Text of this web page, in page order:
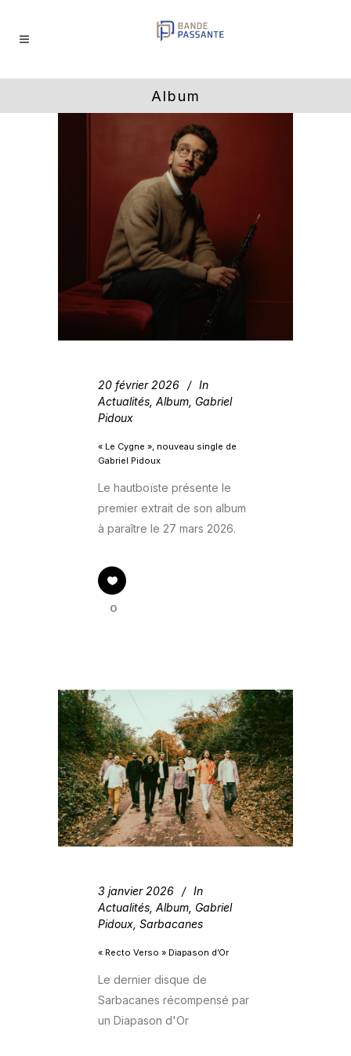
Album
20 février 2026
In
Actualités Album Gabriel
Pidoux
« Le Cygne », nouveau single de
Gabriel Pidoux
Le hautboïste présente le
premier extrait de son album
à paraître le 27 mars 2026.
0
3 janvier 2026
In
Actualités Album Gabriel
Pidoux Sarbacanes
« Recto Verso » Diapason d’Or
Le dernier disque de
Sarbacanes récompensé par
un Diapason d'Or